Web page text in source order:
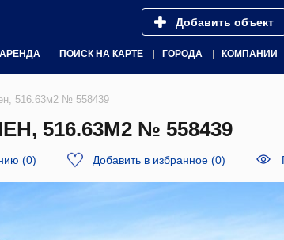
Добавить объект
АРЕНДА ПОИСК НА КАРТЕ ГОРОДА КОМПАНИИ
516.63м2 № 558439
516.63М2 № 558439
(0) Добавить в избранное (0)